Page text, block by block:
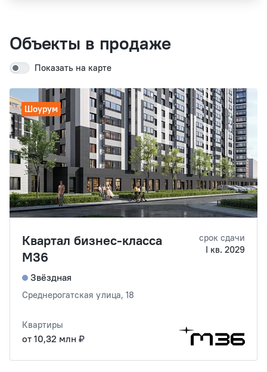
Объекты в продаже
Показать на карте
Шоурум
Квартал бизнес-класса
М36
Звёздная
Среднерогатская улица, 18
срок сдачи
I кв. 2029
Квартиры
от 10,32 млн ₽